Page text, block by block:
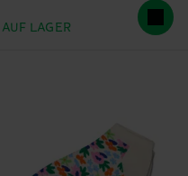
AUF LAGER